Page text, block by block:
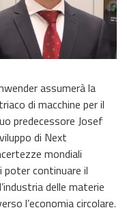
assumerà la
di macchine per il
predecessore Josef
di Next
mondiali
poter continuare il
delle materie
l’economia circolare.